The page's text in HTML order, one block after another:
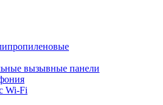
вызывные панели
Wi-Fi